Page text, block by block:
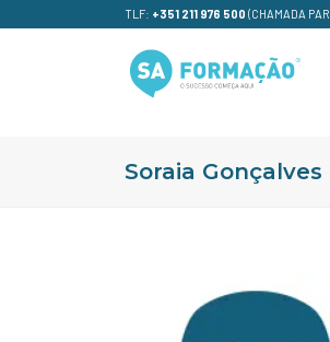
TLF: +351 211 976 500 (CHAMADA
Soraia Gonçalves